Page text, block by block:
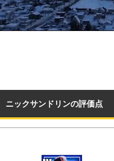
ニックサンドリンの評価点